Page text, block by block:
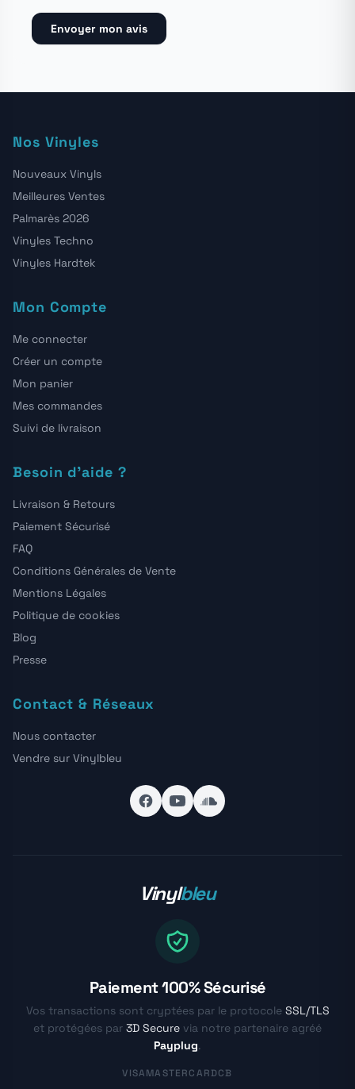
Envoyer mon avis
Nos Vinyles
Nouveaux Vinyls
Meilleures Ventes
Palmarès 2026
Vinyles Techno
Vinyles Hardtek
Mon Compte
Me connecter
Créer un compte
Mon panier
Mes commandes
Suivi de livraison
Besoin d'aide ?
Livraison & Retours
Paiement Sécurisé
FAQ
Conditions Générales de Vente
Mentions Légales
Politique de cookies
Blog
Presse
Contact & Réseaux
Nous contacter
Vendre sur Vinylbleu
Vinylbleu
Paiement 100% Sécurisé
Vos transactions sont cryptées par le protocole SSL/TLS
et protégées par 3D Secure via notre partenaire agréé
Payplug.
VISAMASTERCARDCB